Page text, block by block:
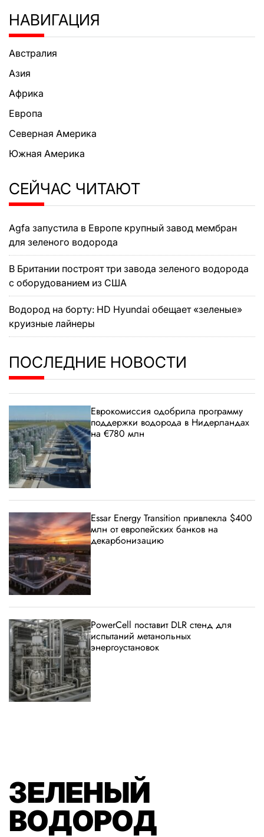
НАВИГАЦИЯ
Австралия
Азия
Африка
Европа
Северная Америка
Южная Америка
СЕЙЧАС ЧИТАЮТ
Agfa запустила в Европе крупный завод мембран
для зеленого водорода
В Британии построят три завода зеленого водорода
с оборудованием из США
Водород на борту: HD Hyundai обещает «зеленые»
круизные лайнеры
ПОСЛЕДНИЕ НОВОСТИ
Еврокомиссия одобрила программу
поддержки водорода в Нидерландах
на €780 млн
Essar Energy Transition привлекла $400
млн от европейских банков на
декарбонизацию
PowerCell поставит DLR стенд для
испытаний метанольных
энергоустановок
ЗЕЛЕНЫЙ
ВОДОРОД